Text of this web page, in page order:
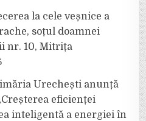
la cele veșnice a
soțul doamnei
nr. 10, Mitrița
Urechești anunță
eficienței
inteligentă a energiei în